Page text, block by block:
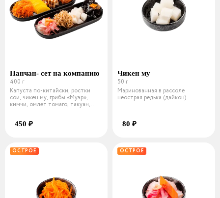
Панчан- сет на компанию
400 г
Капуста по-китайски, ростки
сои, чикен му, грибы «Муэр»,
кимчи, омлет томаго, такуан,
450 ₽
Чикен му
50 г
Маринованная в рассоле
неострая редька (дайкон).
80 ₽
ОСТРОЕ ОСТРОЕ